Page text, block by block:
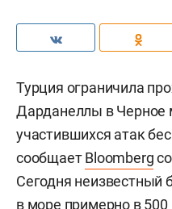
Турция ограничила
Дарданеллы в Черное
участившихся атак
сообщаетBloomberg
Сегодня неизвестный
в море примерно в